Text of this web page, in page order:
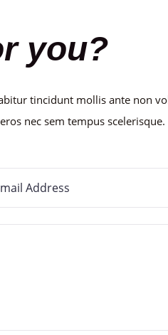
you?
tincidunt mollis ante non
nec sem tempus